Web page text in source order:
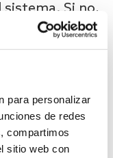
para personalizar
de redes
compartimos
sitio web con
sistema. Si no,